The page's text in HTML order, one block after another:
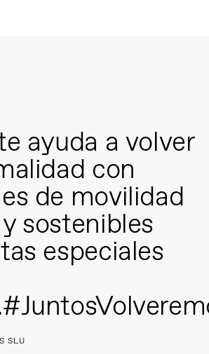
ayuda a volver
con
de movilidad
sostenibles
especiales
SLU